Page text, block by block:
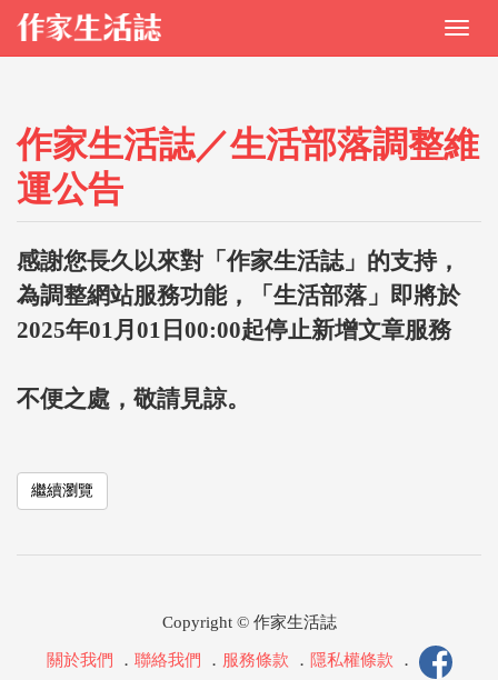
作家生活誌／生活部落調整維
運公告
感謝您長久以來對「作家生活誌」的支持，
為調整網站服務功能，「生活部落」即將於
2025年01月01日00:00起停止新增文章服務
不便之處，敬請見諒。
繼續瀏覽
Copyright © 作家生活誌
關於我們 ． 聯絡我們 ． 服務條款 ． 隱私權條款 ．